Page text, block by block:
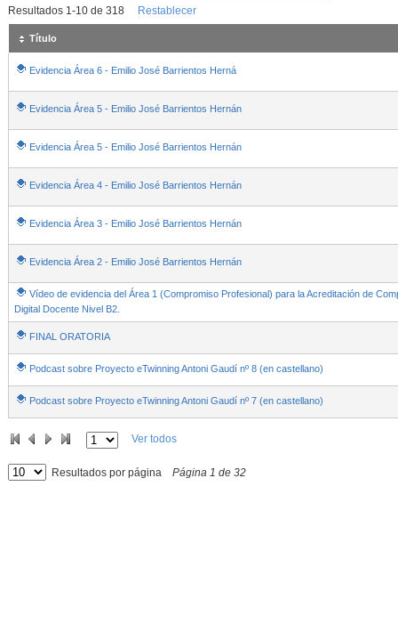
Resultados 1 -10de 318 Restablecer
Título
Evidencia Área 6 - Emilio José Barrientos Herná
Evidencia Área 5 - Emilio José Barrientos Hernán
Evidencia Área 5 - Emilio José Barrientos Hernán
Evidencia Área 4 - Emilio José Barrientos Hernán
Evidencia Área 3 - Emilio José Barrientos Hernán
Evidencia Área 2 - Emilio José Barrientos Hernán
Vídeo de evidencia del Área 1 (Compromiso Profesional) para la Acreditación de
Digital Docente Nivel B2.
FINAL ORATORIA
Podcast sobre Proyecto eTwinning Antoni Gaudí nº 8 (en castellano)
Podcast sobre Proyecto eTwinning Antoni Gaudí nº 7 (en castellano)
Ver todos
Resultados por página Página 1 de 32